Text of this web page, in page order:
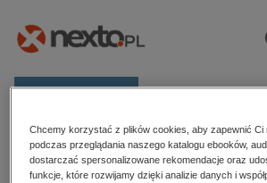
Kategorie
Zobacz wszystkie E-prasa
Strona główna Leszek Korczak
Chcemy korzystać z plików cookies, aby zapewnić Ci
podczas przeglądania naszego katalogu ebooków,
dostarczać spersonalizowane rekomendacje oraz
funkcje, które rozwijamy dzięki analizie danych i